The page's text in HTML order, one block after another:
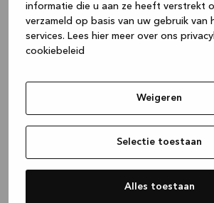
informatie die u aan ze heeft verstrekt
verzameld op basis van uw gebruik van
services. Lees hier meer over ons
cookiebeleid
Weigeren
Selectie toestaan
Alles toestaan
(see the browser
information).